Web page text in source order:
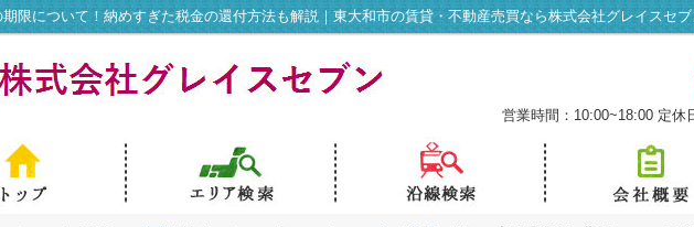
限について！納めすぎた税金の還付方法も解説｜東大和市の賃貸・不動産売買なら株式会社グレイスセブ
営業時間：10:00~18:00 定休